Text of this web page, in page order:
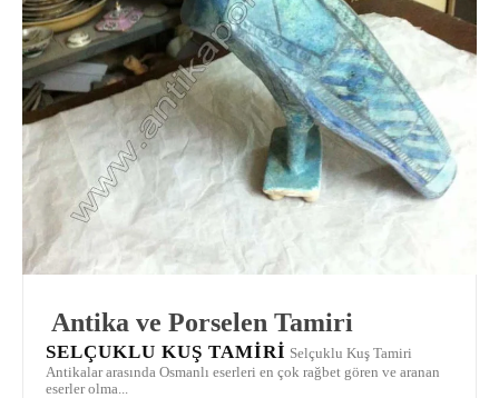
Antika ve Porselen Tamiri
SELÇUKLU KUŞ TAMIRI Selçuklu Kuş Tamiri
Antikalar arasında Osmanlı eserleri en çok rağbet gören ve aranan
eserler olma...